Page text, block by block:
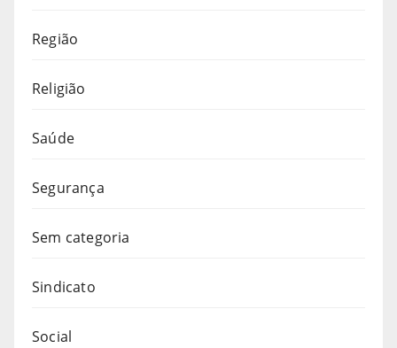
Região
Religião
Saúde
Segurança
Sem categoria
Sindicato
Social